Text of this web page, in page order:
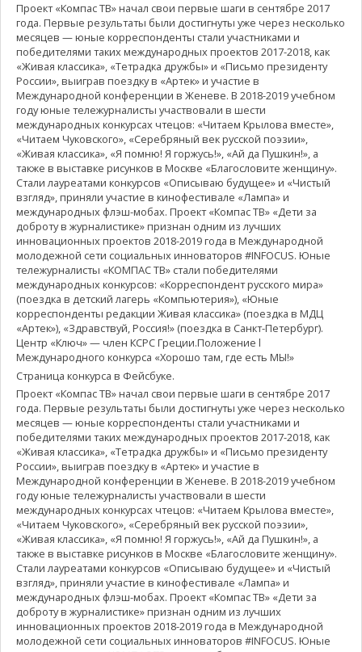
Проект «Компас ТВ» начал свои первые шаги в сентябре 2017
года. Первые результаты были достигнуты уже через несколько
месяцев — юные корреспонденты стали участниками и
победителями таких международных проектов 2017-2018, как
«Живая классика», «Тетрадка дружбы» и «Письмо президенту
России», выиграв поездку в «Артек» и участие в
Международной конференции в Женеве. В 2018-2019 учебном
году юные тележурналисты участвовали в шести
международных конкурсах чтецов: «Читаем Крылова вместе»,
«Читаем Чуковского», «Серебряный век русской поэзии»,
«Живая классика», «Я помню! Я горжусь!», «Ай да Пушкин!», а
также в выставке рисунков в Москве «Благословите женщину».
Стали лауреатами конкурсов «Описываю будущее» и «Чистый
взгляд», приняли участие в кинофестивале «Лампа» и
международных флэш-мобах. Проект «Компас ТВ» «Дети за
доброту в журналистике» признан одним из лучших
инновационных проектов 2018-2019 года в Международной
молодежной сети социальных инноваторов #INFOCUS. Юные
тележурналисты «КОМПАС ТВ» стали победителями
международных конкурсов: «Корреспондент русского мира»
(поездка в детский лагерь «Компьютерия»), «Юные
корреспонденты редакции Живая классика» (поездка в МДЦ
«Артек»), «Здравствуй, Россия!» (поездка в Санкт-Петербург).
Центр «Ключ» — член КСРС Греции.Положение l
Международного конкурса «Хорошо там, где есть МЫ!»
Страница конкурса в Фейсбуке.
Проект «Компас ТВ» начал свои первые шаги в сентябре 2017
года. Первые результаты были достигнуты уже через несколько
месяцев — юные корреспонденты стали участниками и
победителями таких международных проектов 2017-2018, как
«Живая классика», «Тетрадка дружбы» и «Письмо президенту
России», выиграв поездку в «Артек» и участие в
Международной конференции в Женеве. В 2018-2019 учебном
году юные тележурналисты участвовали в шести
международных конкурсах чтецов: «Читаем Крылова вместе»,
«Читаем Чуковского», «Серебряный век русской поэзии»,
«Живая классика», «Я помню! Я горжусь!», «Ай да Пушкин!», а
также в выставке рисунков в Москве «Благословите женщину».
Стали лауреатами конкурсов «Описываю будущее» и «Чистый
взгляд», приняли участие в кинофестивале «Лампа» и
международных флэш-мобах. Проект «Компас ТВ» «Дети за
доброту в журналистике» признан одним из лучших
инновационных проектов 2018-2019 года в Международной
молодежной сети социальных инноваторов #INFOCUS. Юные